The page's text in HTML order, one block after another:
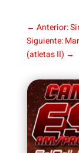
← Anterior:
Siguiente:
(atletas II) →